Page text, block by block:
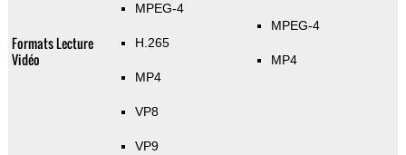
Formats Lecture
Vidéo
MPEG-4
H.265
MP4
VP8
VP9
MPEG-4
MP4